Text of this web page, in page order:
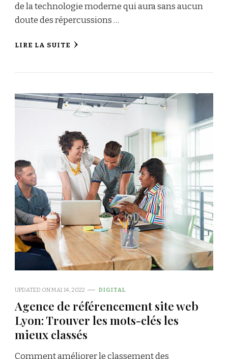
de la technologie moderne qui aura sans aucun
doute des répercussions …
LIRE LA SUITE
UPDATED ONMAI 14, 2022 DIGITAL
Agence de référencement site web
Lyon: Trouver les mots-clés les
mieux classés
Comment améliorer le classement des